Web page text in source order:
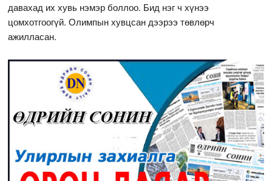
давахад их хувь нэмэр боллоо. Бид нэг ч хүнээ
цомхотгоогүй. Олимпын хувцсан дээрээ төвлөрч
ажилласан.